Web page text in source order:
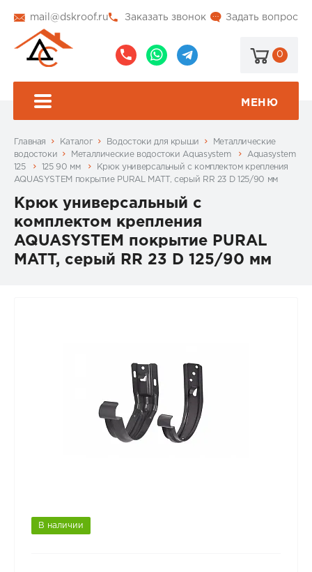
mail@dskroof.ru Задать вопрос
Заказать звонок
0
МЕНЮ
Главная Каталог Водостоки для крыши
Металлические
водостоки
Металлические водостоки Aquasystem
Aquasystem
125
125 90 мм
Крюк универсальный с комплектом крепления
AQUASYSTEM покрытие PURAL MATT, серый RR 23 D 125/90 мм
Крюк универсальный с
комплектом крепления
AQUASYSTEM покрытие PURAL
MATT, серый RR 23 D 125/90 мм
В наличии